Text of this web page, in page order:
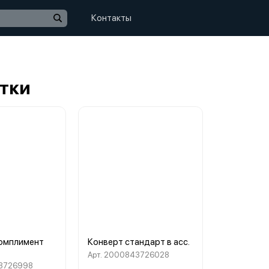
Контакты
Конверт стандарт в асс.
Арт. 2000843726028